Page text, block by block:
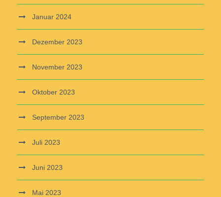
Januar 2024
Dezember 2023
November 2023
Oktober 2023
September 2023
Juli 2023
Juni 2023
Mai 2023